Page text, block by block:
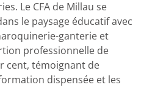
Le CFA de Millau se
le paysage éducatif avec
ganterie et
professionnelle de
cent, témoignant de
dispensée et les